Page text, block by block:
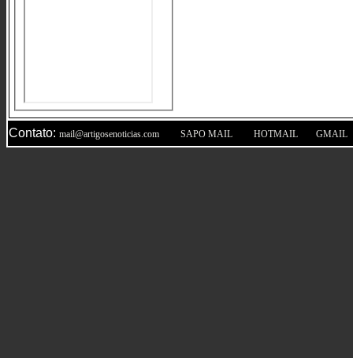
Contato: mail@artigosenoticias.com SAPO MAIL HOTMAIL GMAIL